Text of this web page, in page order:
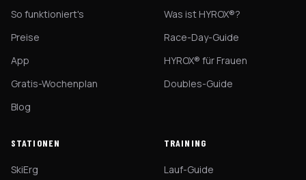
So funktioniert's
Preise
App
Gratis-Wochenplan
Blog
Was ist HYROX®?
Race-Day-Guide
HYROX® für Frauen
Doubles-Guide
STATIONEN
SkiErg
TRAINING
Lauf-Guide